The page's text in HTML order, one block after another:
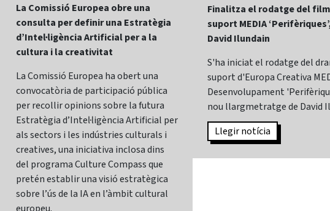
La Comissió Europea obre una
consulta per definir una Estratègia
d’Intel·ligència Artificial per a la
cultura i la creativitat
La Comissió Europea ha obert una
convocatòria de participació pública
per recollir opinions sobre la futura
Estratègia d’Intel·ligència Artificial per
als sectors i les indústries culturals i
creatives, una iniciativa inclosa dins
del programa Culture Compass que
pretén establir una visió estratègica
sobre l’ús de la IA en l’àmbit cultural
europeu.
Finalitza el rodatge del
suport MEDIA
David Ilundain
S'ha iniciat el rodatge del
suport d'Europa Creativa
Desenvolupament
nou llargmetratge de David
Llegir notícia